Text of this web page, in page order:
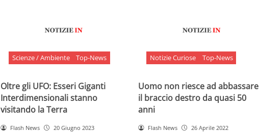
Scienze / Ambiente Top-News
Oltre gli UFO: Esseri Giganti
Interdimensionali stanno
visitando la Terra
Flash News 20 Giugno 2023
Notizie Curiose Top-News
Uomo non riesce ad abbassare
il braccio destro da quasi 50
anni
Flash News 26 Aprile 2022